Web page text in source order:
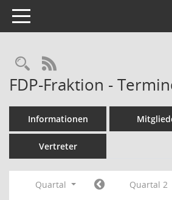
Toggle navigation
Rechercheauswahl
RSS-Feed
FDP-Fraktion -
Informationen
Vertreter
Quartal Quartal 2